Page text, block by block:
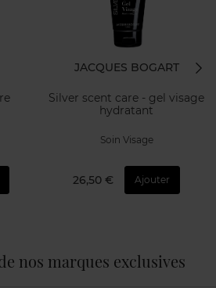
JACQUES BOGART
Silver scent care - gel visage
hydratant
Soin Visage
26,50 € Ajouter
nos marques exclusives